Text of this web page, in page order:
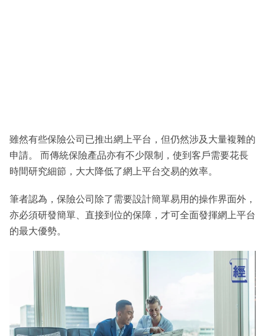
雖然有些保險公司已推出網上平台，但仍然涉及大量複雜的
申請。 而傳統保險產品亦有不少限制，使到客戶需要花長
時間研究細節，大大降低了網上平台交易的效率。
筆者認為，保險公司除了需要設計簡單易用的操作界面外，
亦必須研發簡單、直接到位的保障，才可全面發揮網上平台
的最大優勢。